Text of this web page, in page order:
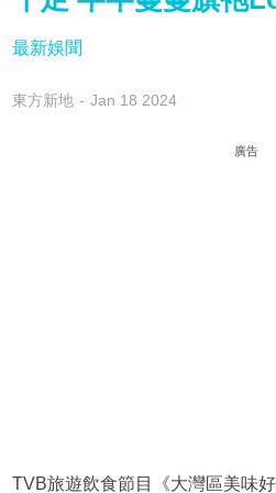
最新娛聞
東方新地 Jan 18 2024
廣告
TVB旅遊飲食節目《大灣區美味